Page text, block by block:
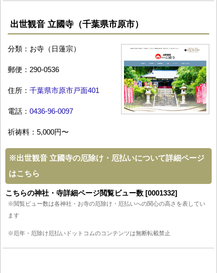
出世観音 立國寺（千葉県市原市）
分類：お寺（日蓮宗）
郵便：290-0536
住所： 千葉県市原市戸面401
電話： 0436-96-0097
祈祷料：5,000円〜
※出世観音 立國寺の厄除け・厄払いについて詳細ページ
はこちら
こちらの神社・寺詳細ページ閲覧ビュー数 [0001332]
※閲覧ビュー数は各神社・お寺の厄除け・厄払いへの関心の高さを表してい
ます
※厄年・厄除け厄払いドットコムのコンテンツは無断転載禁止